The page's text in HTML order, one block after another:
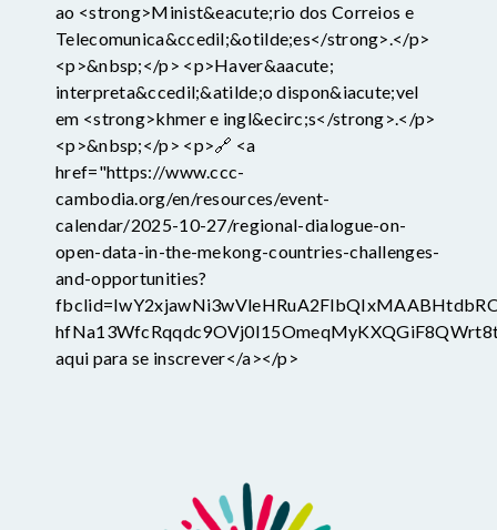
ao <strong>Minist&eacute;rio dos Correios e
Telecomunica&ccedil;&otilde;es</strong>.</p>
<p>&nbsp;</p> <p>Haver&aacute;
interpreta&ccedil;&atilde;o dispon&iacute;vel
em <strong>khmer e ingl&ecirc;s</strong>.</p>
<p>&nbsp;</p> <p>🔗 <a
href="https://www.ccc-
cambodia.org/en/resources/event-
calendar/2025-10-27/regional-dialogue-on-
open-data-in-the-mekong-countries-challenges-
and-opportunities?
aqui para se inscrever</a></p>